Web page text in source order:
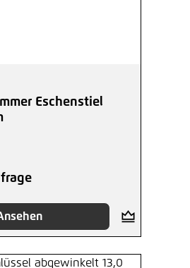
Eschenstiel